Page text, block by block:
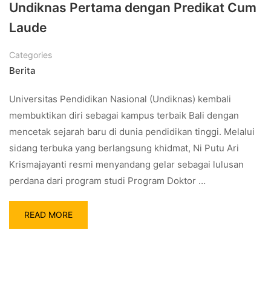
Undiknas Pertama dengan Predikat Cum
Laude
Categories
Berita
Universitas Pendidikan Nasional (Undiknas) kembali
membuktikan diri sebagai kampus terbaik Bali dengan
mencetak sejarah baru di dunia pendidikan tinggi. Melalui
sidang terbuka yang berlangsung khidmat, Ni Putu Ari
Krismajayanti resmi menyandang gelar sebagai lulusan
perdana dari program studi Program Doktor …
READ MORE